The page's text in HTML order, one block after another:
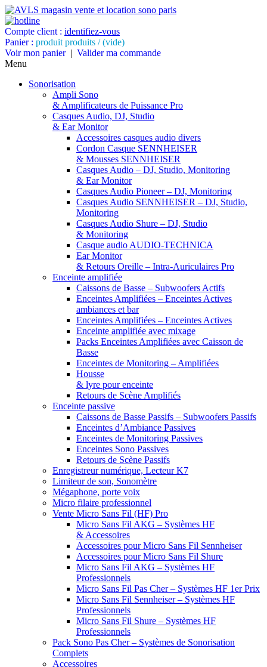
Compte client : identifiez-vous
Panier : produit produits /(vide)
Voir mon panier| Valider ma commande
Menu
Sonorisation
Ampli Sono
& Amplificateurs de Puissance Pro
Casques Audio, DJ, Studio
& Ear Monitor
Accessoires casques audio divers
Cordon Casque SENNHEISER
& Mousses SENNHEISER
Casques Audio – DJ, Studio, Monitoring
& Ear Monitor
Casques Audio Pioneer – DJ, Monitoring
Casques Audio SENNHEISER – DJ, Studio,
Monitoring
Casques Audio Shure – DJ, Studio
& Monitoring
Casque audio AUDIO-TECHNICA
Ear Monitor
& Retours Oreille – Intra-Auriculaires Pro
Enceinte amplifiée
Caissons de Basse – Subwoofers Actifs
Enceintes Amplifiées – Enceintes Actives
ambiances et bar
Enceintes Amplifiées – Enceintes Actives
Enceinte amplifiée avec mixage
Packs Enceintes Amplifiées avec Caisson de
Basse
Enceintes de Monitoring – Amplifiées
Housse
& lyre pour enceinte
Retours de Scène Amplifiés
Enceinte passive
Caissons de Basse Passifs – Subwoofers Passifs
Enceintes d’Ambiance Passives
Enceintes de Monitoring Passives
Enceintes Sono Passives
Retours de Scène Passifs
Enregistreur numérique, Lecteur K7
Limiteur de son, Sonomètre
Mégaphone, porte voix
Micro filaire professionnel
Vente Micro Sans Fil (HF) Pro
Micro Sans Fil AKG – Systèmes HF
& Accessoires
Accessoires pour Micro Sans Fil Sennheiser
Accessoires pour Micro Sans Fil Shure
Micro Sans Fil AKG – Systèmes HF
Professionnels
Micro Sans Fil Pas Cher – Systèmes HF 1er Prix
Micro Sans Fil Sennheiser – Systèmes HF
Professionnels
Micro Sans Fil Shure – Systèmes HF
Professionnels
Pack Sono Pas Cher – Systèmes de Sonorisation
Complets
Accessoires